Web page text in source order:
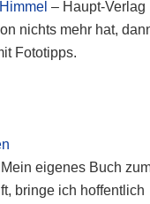
– Haupt-Verlag
nichts mehr hat,
Fototipps.
eigenes Buch
bringe ich hoffentlich